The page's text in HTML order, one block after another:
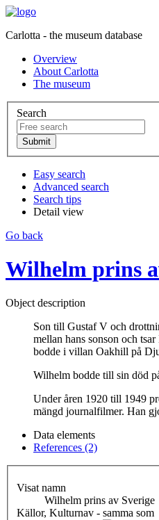
Carlotta - the museum database
Overview
About Carlotta
The museum
Search
Easy search
Advanced search
Search tips
Detail view
Go back
Wilhelm prins
Object description
Son till Gustaf V och
mellan hans sonson och
bodde i villan Oakhill på
Wilhelm bodde till sin död
Under åren 1920 till 1949
mängd journalfilmer. Han
Data elements
References (2)
Visat namn
Wilhelm prins av Sverige
Källor, Kulturnav - samma som